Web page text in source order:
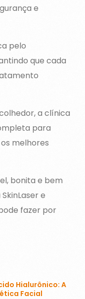
e
pelo
que cada
a clínica
para
melhores
bonita e bem
e
fazer por
Hialurônico: A
Facial